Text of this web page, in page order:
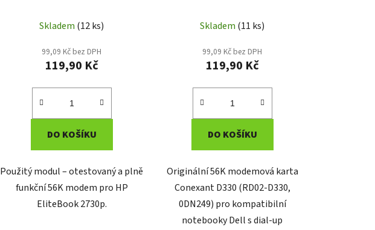
Skladem (12 ks)
99,09 Kč bez DPH
119,90 Kč
DO KOŠÍKU
Použitý modul – otestovaný a plně
funkční 56K modem pro HP
EliteBook 2730p.
Skladem (11 ks)
99,09 Kč bez DPH
119,90 Kč
DO KOŠÍKU
Originální 56K modemová karta
Conexant D330 (RD02-D330,
0DN249) pro kompatibilní
notebooky Dell s dial-up